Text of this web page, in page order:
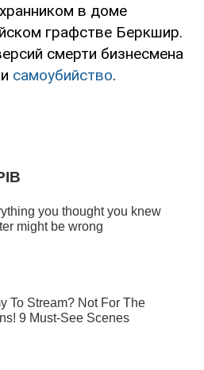
в доме
графстве Беркшир.
смерти бизнесмена
самоубийство.